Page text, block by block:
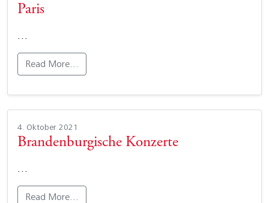
Paris
…
Read More…
4. Oktober 2021
Brandenburgische Konzerte
…
Read More…